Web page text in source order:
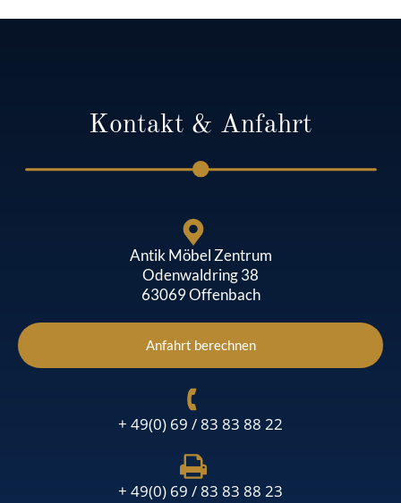
Kontakt & Anfahrt
Antik Möbel Zentrum
Odenwaldring 38
63069 Offenbach
Anfahrt berechnen
+ 49(0) 69 / 83 83 88 22
+ 49(0) 69 / 83 83 88 23